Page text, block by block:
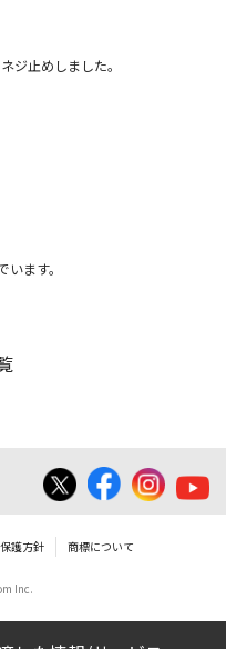
止めしました。
ます。
護方針 商標について
Inc.